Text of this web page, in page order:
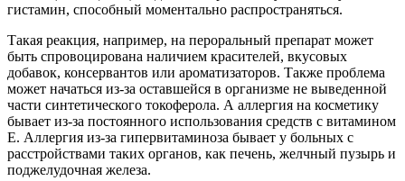
гистамин, способный моментально распространяться.
Такая реакция, например, на пероральный препарат может
быть спровоцирована наличием красителей, вкусовых
добавок, консервантов или ароматизаторов. Также проблема
может начаться из-за оставшейся в организме не выведенной
части синтетического токоферола. А аллергия на косметику
бывает из-за постоянного использования средств с витамином
Е. Аллергия из-за гипервитаминоза бывает у больных с
расстройствами таких органов, как печень, желчный пузырь и
поджелудочная железа.